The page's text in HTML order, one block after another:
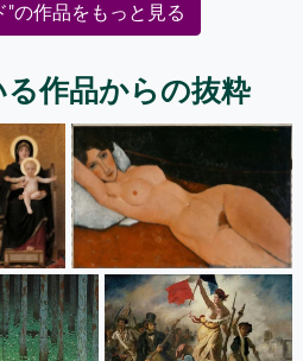
"の作品をもっと見る
作品からの抜粋